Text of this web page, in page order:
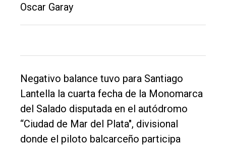
único
DIARIO
Balcarce
Oscar Garay
Negativo balance tuvo para Santiago
Lantella la cuarta fecha de la Monomarca
del Salado disputada en el autódromo
“Ciudad de Mar del Plata", divisional
donde el piloto balcarceño participa